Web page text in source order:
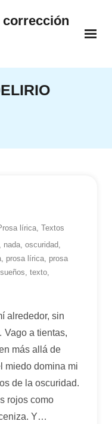
corrección
lírica, Textos
, nada, oscuridad,
, prosa lírica, prosa
sueños, texto,
alrededor, sin
a tientas,
más allá de
miedo domina mi
de la oscuridad.
rojos como
Y…